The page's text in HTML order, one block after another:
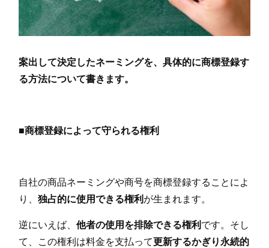
案出して決定したネーミングを、具体的に商標登録す
る方法について書きます。
■商標登録によって守られる権利
自社の商品ネーミングや商号を商標登録することによ
り、独占的に使用できる権利 が生まれます。
逆にいえば、他者の使用を排除できる権利 です。そし
て、この権利は料金を支払って更新するかぎり永続的